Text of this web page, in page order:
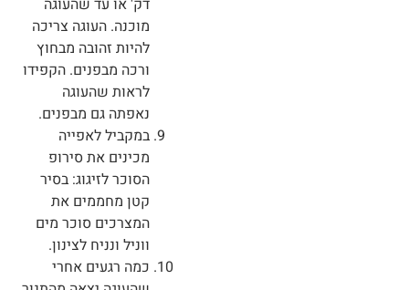
דק' או עד שהעוגה
מוכנה. העוגה צריכה
להיות זהובה מבחוץ
ורכה מבפנים. הקפידו
לראות שהעוגה
נאפתה גם מבפנים.
במקביל לאפייה
מכינים את סירופ
הסוכר לזיגוג: בסיר
קטן מחממים את
המצרכים סוכר מים
ווניל ונניח לצינון.
כמה רגעים אחרי